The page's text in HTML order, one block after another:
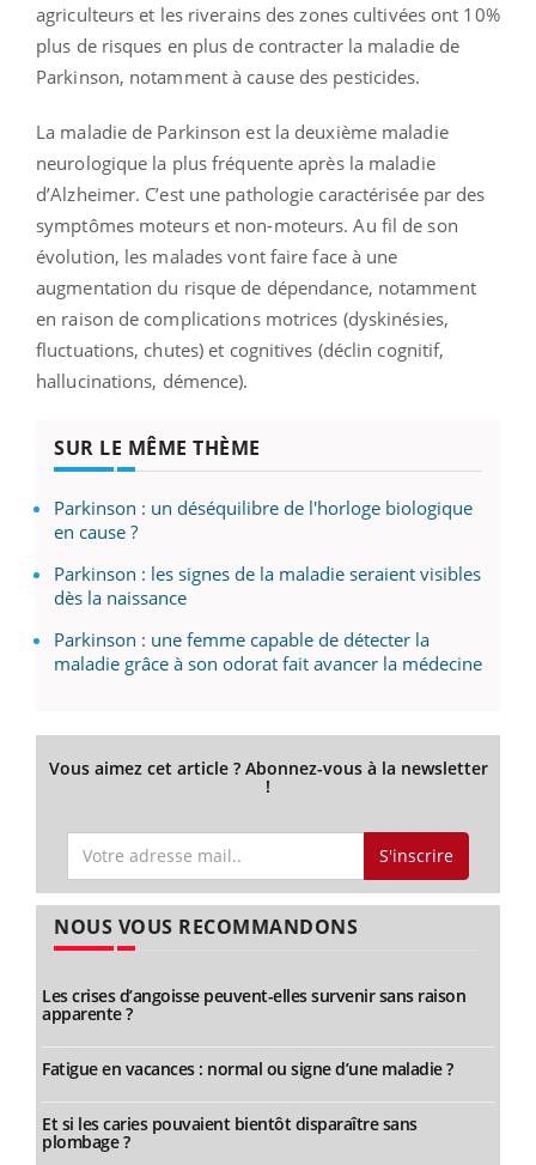
agriculteurs et les riverains des zones cultivées ont 10%
plus de risques en plus de contracter la maladie de
Parkinson, notamment à cause des pesticides.
La maladie de Parkinson est la deuxième maladie
neurologique la plus fréquente après la maladie
d’Alzheimer. C’est une pathologie caractérisée par des
symptômes moteurs et non-moteurs. Au fil de son
évolution, les malades vont faire face à une
augmentation du risque de dépendance, notamment
en raison de complications motrices (dyskinésies,
fluctuations, chutes) et cognitives (déclin cognitif,
hallucinations, démence).
SUR LE MÊME THÈME
Parkinson : un déséquilibre de l'horloge biologique
en cause ?
Parkinson : les signes de la maladie seraient visibles
dès la naissance
Parkinson : une femme capable de détecter la
maladie grâce à son odorat fait avancer la médecine
Vous aimez cet article ? Abonnez-vous à la newsletter
!
S'inscrire
NOUS VOUS RECOMMANDONS
Les crises d’angoisse peuvent-elles survenir sans raison
apparente ?
Fatigue en vacances : normal ou signe d’une maladie ?
Et si les caries pouvaient bientôt disparaître sans
plombage ?